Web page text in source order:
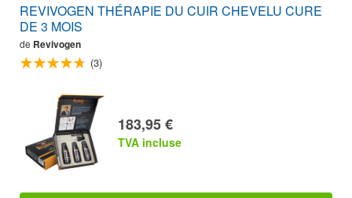
REVIVOGEN THÉRAPIE DU CUIR CHEVELU CURE
DE 3 MOIS
de Revivogen
(3)
183,95 €
TVA incluse